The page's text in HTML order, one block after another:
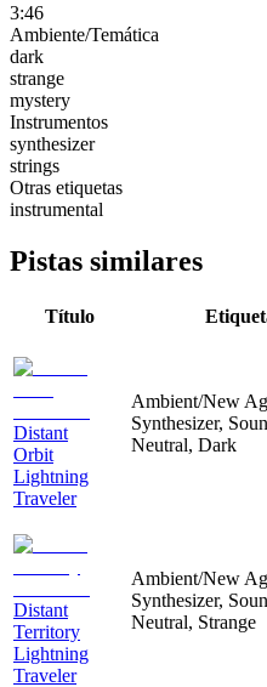
3:46
Ambiente/Temática
dark
strange
mystery
Instrumentos
synthesizer
strings
Otras etiquetas
instrumental
Pistas similares
Título
Distant
Orbit
Lightning
Traveler
Ambient/New
Synthesizer,
Neutral, Dark
Distant
Territory
Lightning
Traveler
Ambient/New
Synthesizer,
Neutral, Strange